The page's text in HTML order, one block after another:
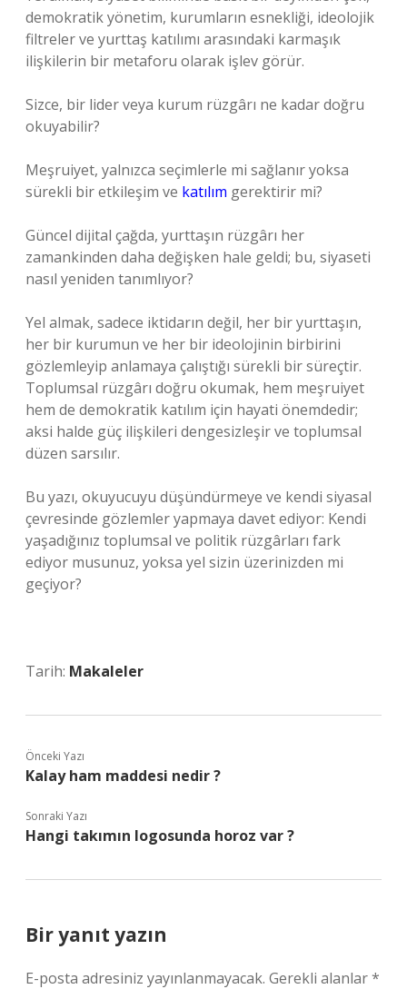
demokratik yönetim, kurumların esnekliği, ideolojik
filtreler ve yurttaş katılımı arasındaki karmaşık
ilişkilerin bir metaforu olarak işlev görür.
Sizce, bir lider veya kurum rüzgârı ne kadar doğru
okuyabilir?
Meşruiyet, yalnızca seçimlerle mi sağlanır yoksa
sürekli bir etkileşim ve katılım gerektirir mi?
Güncel dijital çağda, yurttaşın rüzgârı her
zamankinden daha değişken hale geldi; bu, siyaseti
nasıl yeniden tanımlıyor?
Yel almak, sadece iktidarın değil, her bir yurttaşın,
her bir kurumun ve her bir ideolojinin birbirini
gözlemleyip anlamaya çalıştığı sürekli bir süreçtir.
Toplumsal rüzgârı doğru okumak, hem meşruiyet
hem de demokratik katılım için hayati önemdedir;
aksi halde güç ilişkileri dengesizleşir ve toplumsal
düzen sarsılır.
Bu yazı, okuyucuyu düşündürmeye ve kendi siyasal
çevresinde gözlemler yapmaya davet ediyor: Kendi
yaşadığınız toplumsal ve politik rüzgârları fark
ediyor musunuz, yoksa yel sizin üzerinizden mi
geçiyor?
Tarih: Makaleler
Önceki Yazı
Kalay ham maddesi nedir ?
Sonraki Yazı
Hangi takımın logosunda horoz var ?
Bir yanıt yazın
E-posta adresiniz yayınlanmayacak. Gerekli alanlar*